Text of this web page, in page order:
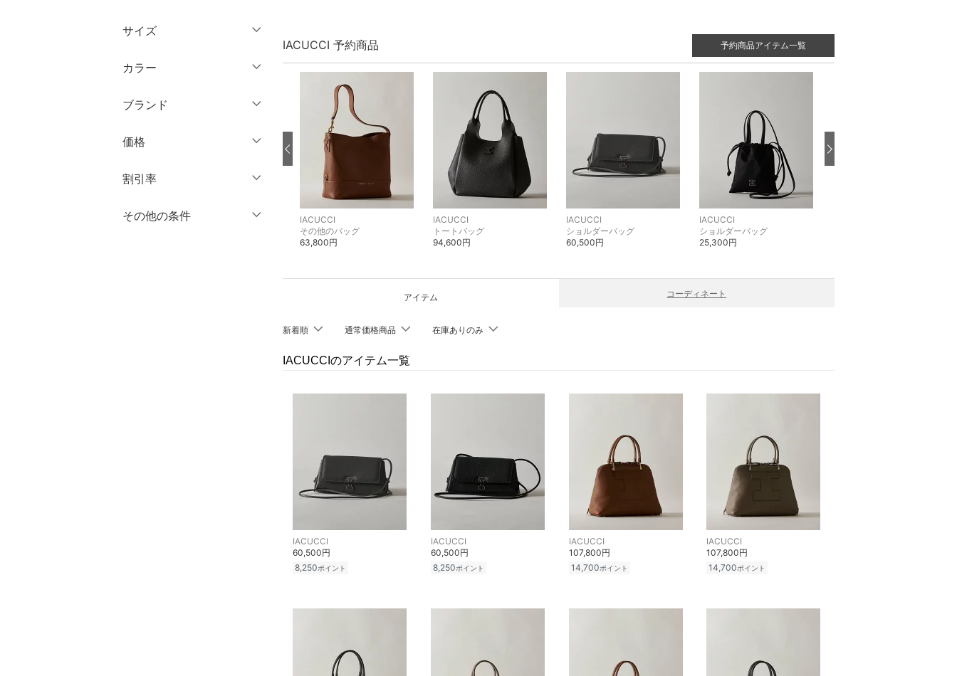
アクセサリー・腕時計
財布・ポーチ・ケース
帽子
ヘアアクセサリー
マタニティウェア・ベビ
ー用品
スーツ・フォーマル
サイズ
M
XL
カラー
クリア
ブランド
価格
絞り込み
割引率
％OFF～ ％OFF
その他の条件
IACUCCI 予約商品 予約商品アイテム一覧
IACUCCI
IACUCCI
その他のバッグ
63,800円
IACUCCI
トートバッグ
94,600円
IACUCCI
ショルダーバッグ
60,500円
IACUCCI
ショルダーバッグ
25,300円
アイテム コーディネート
新着順 通常価格商品 在庫ありのみ
IACUCCIのアイテム一覧
IACUCCI
60,500円
8,250ポイント
IACUCCI
60,500円
8,250ポイント
IACUCCI
107,800円
14,700ポイント
IACUCCI
107,800円
14,700ポイント